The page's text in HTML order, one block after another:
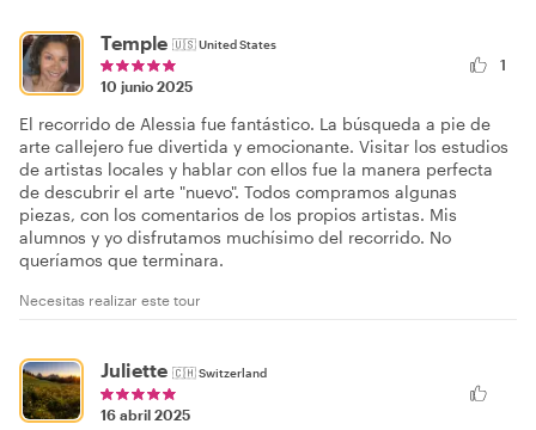
Temple 🇺🇸United States
10 junio 2025
1
El recorrido de Alessia fue fantástico. La búsqueda a pie de
arte callejero fue divertida y emocionante. Visitar los estudios
de artistas locales y hablar con ellos fue la manera perfecta
de descubrir el arte "nuevo". Todos compramos algunas
piezas, con los comentarios de los propios artistas. Mis
alumnos y yo disfrutamos muchísimo del recorrido. No
queríamos que terminara.
Necesitas realizar este tour
Juliette 🇨🇭Switzerland
16 abril 2025